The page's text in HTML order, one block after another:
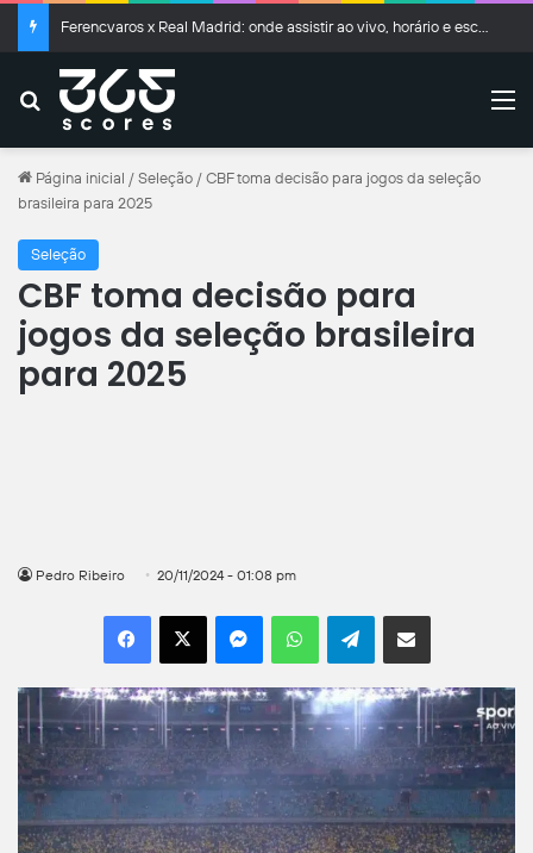
Ferencvaros x Real Madrid: onde assistir ao vivo, horário e escalações
Buscar
Página inicial / Seleção / CBF toma decisão para jogos da seleção
brasileira para 2025
Seleção
CBF toma decisão para
jogos da seleção brasileira
para 2025
Pedro Ribeiro 20/11/2024 - 01:08 pm
Facebook
X MessengerWhatsAppTelegramCompartilhar por e-mail